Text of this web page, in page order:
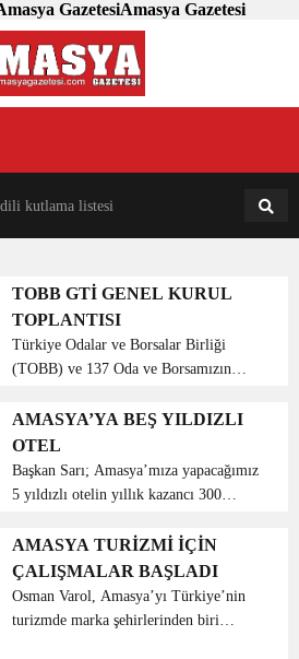
GazetesiAmasya Gazetesi
kutlama listesi 18:31
TOBB GTİ GENEL KURUL
TOPLANTISI
Türkiye Odalar ve Borsalar Birliği
(TOBB) ve 137 Oda ve Borsamızın
İşletmeleri (GTİ) Genel Kurulu
toplantısı TOBB Başkanı M. Rifat
Hisarciklioğlu’nun başkanlığında ...
AMASYA’YA BEŞ YILDIZLI
OTEL
Başkan Sarı; Amasya’mıza yapacağımız
5 yıldızlı otelin yıllık kazancı 300
Mehmet Sarı, “Amasya’mıza
yapacağımız 5 yıldızlı otelin yıllık
kazancı 300 milyon lirayı buluy...
AMASYA TURİZMİ İÇİN
ÇALIŞMALAR BAŞLADI
Osman Varol, Amasya’yı Türkiye’nin
turizmde marka şehirlerinden biri